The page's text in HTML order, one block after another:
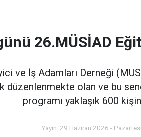
26.MÜSİAD
ve İş Adamları Derneği
olan ve bu
programı yaklaşık 600
Yayın: 29 Haziran 2026 -